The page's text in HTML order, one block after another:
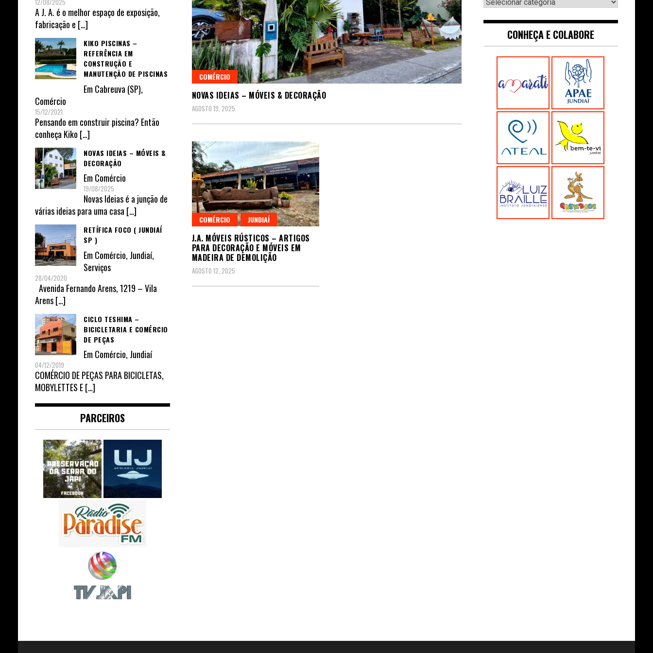
COMÉRCIO
NOVAS IDEIAS – MÓVEIS & DECORAÇÃO
AGOSTO 19, 2025
COMÉRCIO JUNDIAÍ
J.A. MÓVEIS RÚSTICOS – ARTIGOS
PARA DECORAÇÃO E MÓVEIS EM
MADEIRA DE DEMOLIÇÃO
AGOSTO 12, 2025
12/08/2025
A J. A. é o melhor espaço de exposição,
fabricação e […]
KIKO PISCINAS –
REFERÊNCIA EM
CONSTRUÇÃO E
MANUTENÇÃO DE PISCINAS
Em Cabreuva (SP),
Comércio
15/12/2021
Pensando em construir piscina? Então
conheça Kiko […]
NOVAS IDEIAS – MÓVEIS &
DECORAÇÃO
Em Comércio
19/08/2025
Novas Ideias é a junção de
várias ideias para uma casa […]
RETÍFICA FOCO ( JUNDIAÍ
SP )
Em Comércio, Jundiaí,
Serviços
28/04/2020
Avenida Fernando Arens, 1219 – Vila
Arens[…]
CICLO TESHIMA –
BICICLETARIA E COMÉRCIO
DE PEÇAS
Em Comércio, Jundiaí
04/12/2019
COMÉRCIO DE PEÇAS PARA BICICLETAS,
MOBYLETTES E[…]
PARCEIROS
CONHEÇA E COLABORE